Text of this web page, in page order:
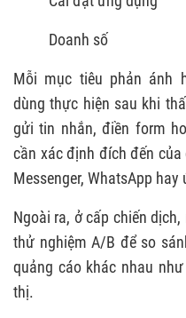
Doanh số
Mỗi mục tiêu phản ánh
dùng thực hiện sau khi
gửi tin nhắn, điền form
cần xác định đích đến của
Messenger, WhatsApp
Ngoài ra, ở cấp chiến
thử nghiệm A/B để so
quảng cáo khác nhau
thị.